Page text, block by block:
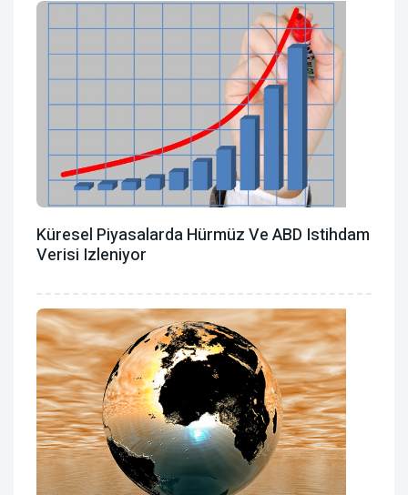
Küresel Piyasalarda Hürmüz Ve ABD Istihdam
Verisi Izleniyor